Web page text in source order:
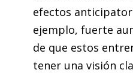
efectos
ejemplo, fuerte
de que estos
tener una visión